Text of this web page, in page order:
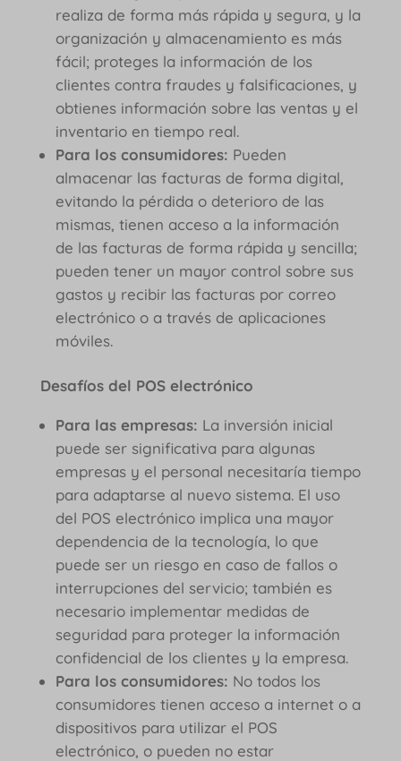
realiza de forma más rápida y segura, y la
organización y almacenamiento es más
fácil; proteges la información de los
clientes contra fraudes y falsificaciones, y
obtienes información sobre las ventas y el
inventario en tiempo real.
Para los consumidores: Pueden
almacenar las facturas de forma digital,
evitando la pérdida o deterioro de las
mismas, tienen acceso a la información
de las facturas de forma rápida y sencilla;
pueden tener un mayor control sobre sus
gastos y recibir las facturas por correo
electrónico o a través de aplicaciones
móviles.
Desafíos del POS electrónico
Para las empresas: La inversión inicial
puede ser significativa para algunas
empresas y el personal necesitaría tiempo
para adaptarse al nuevo sistema. El uso
del POS electrónico implica una mayor
dependencia de la tecnología, lo que
puede ser un riesgo en caso de fallos o
interrupciones del servicio; también es
necesario implementar medidas de
seguridad para proteger la información
confidencial de los clientes y la empresa.
Para los consumidores: No todos los
consumidores tienen acceso a internet o a
dispositivos para utilizar el POS
electrónico, o pueden no estar